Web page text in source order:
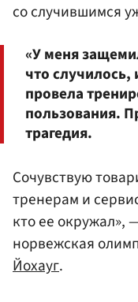
со случившимся
«У меня
что
провела
пользования.
трагедия.
Сочувствую
тренерам и
кто ее окружал»,
норвежская
Йохауг.